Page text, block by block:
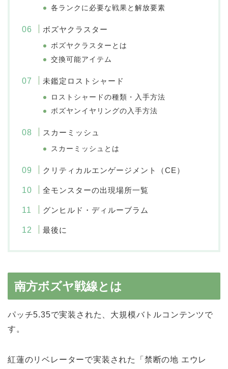
各ランクに必要な戦果と解放要素
ボズヤクラスター
ボズヤクラスターとは
交換可能アイテム
未鑑定ロストシャード
ロストシャードの種類・入手方法
ボズヤンイヤリングの入手方法
スカーミッシュ
スカーミッシュとは
クリティカルエンゲージメント（CE）
全モンスターの出現場所一覧
グンヒルド・ディルーブラム
最後に
南方ボズヤ戦線とは
パッチ5.35で実装された、大規模バトルコンテンツで
す。
紅蓮のリベレーターで実装された「禁断の地 エウレ